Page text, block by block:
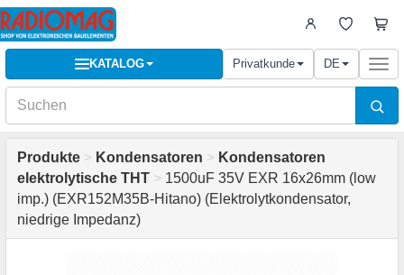
KATALOG Privatkunde DE
Produkte > Kondensatoren > Kondensatoren
elektrolytische THT > 1500uF 35V EXR 16x26mm (low
imp.) (EXR152M35B-Hitano) (Elektrolytkondensator,
niedrige Impedanz)